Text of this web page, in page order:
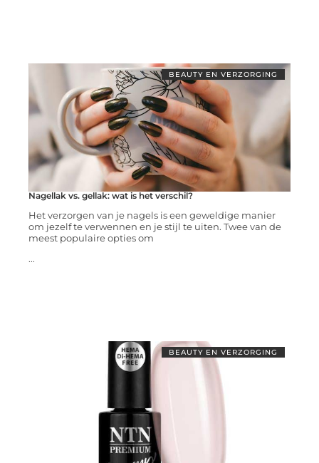
BEAUTY EN VERZORGING
Nagellak vs. gellak: wat is het verschil?
Het verzorgen van je nagels is een geweldige manier
om jezelf te verwennen en je stijl te uiten. Twee van de
meest populaire opties om
...
BEAUTY EN VERZORGING